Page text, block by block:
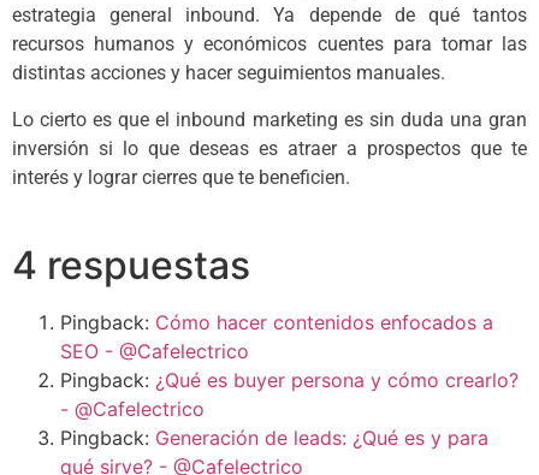
estrategia general inbound. Ya depende de qué tantos
recursos humanos y económicos cuentes para tomar las
distintas acciones y hacer seguimientos manuales.
Lo cierto es que el inbound marketing es sin duda una gran
inversión si lo que deseas es atraer a prospectos que te
interés y lograr cierres que te beneficien.
4 respuestas
Pingback: Cómo hacer contenidos enfocados a
SEO - @Cafelectrico
Pingback: ¿Qué es buyer persona y cómo crearlo?
- @Cafelectrico
Pingback: Generación de leads: ¿Qué es y para
qué sirve? - @Cafelectrico